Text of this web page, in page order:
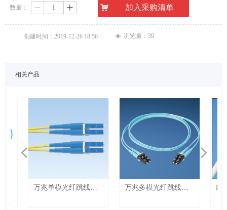
创建时间： 2019-12-26 18:56 넶 浏览量： 39
数量： ꄷ ꄸ
相关产品
万兆多模光纤跳线
万兆单模光纤跳线
넳 넲
낙 加入采购清单